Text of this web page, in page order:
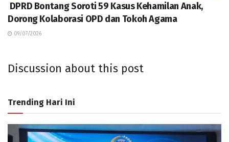
DPRD Bontang Soroti 59 Kasus Kehamilan Anak,
Dorong Kolaborasi OPD dan Tokoh Agama
09/07/2026
Discussion about this post
Trending Hari Ini